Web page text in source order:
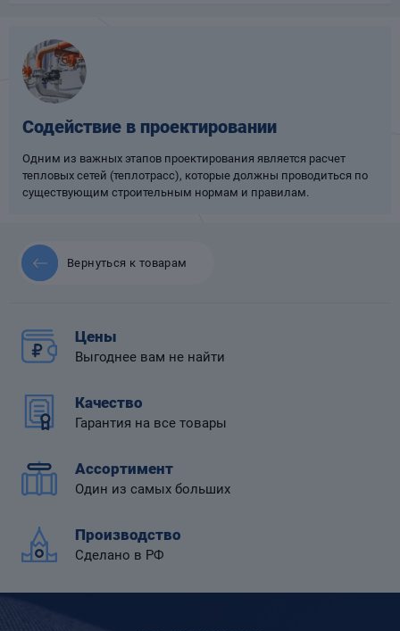
Содействие в проектировании
Одним из важных этапов проектирования является расчет
тепловых сетей (теплотрасс), которые должны проводиться по
существующим строительным нормам и правилам.
Вернуться к товарам
Цены
Выгоднее вам не найти
Качество
Гарантия на все товары
Ассортимент
Один из самых больших
Производство
Сделано в РФ
Компенсаторы